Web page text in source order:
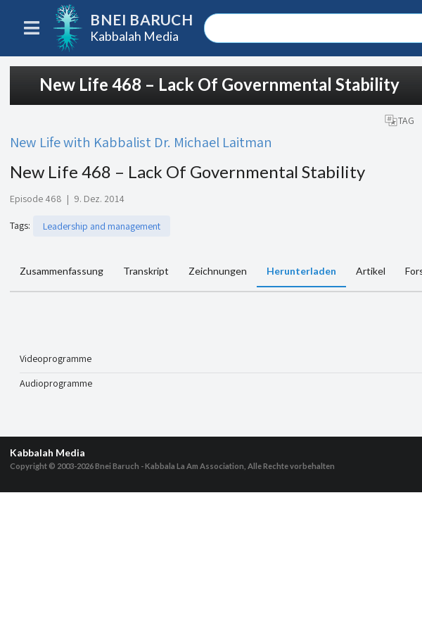
BNEI BARUCH
Kabbalah Media
New Life 468 – Lack Of Governmental Stability
TAG
New Life with Kabbalist Dr. Michael Laitman
New Life 468 – Lack Of Governmental Stability
Episode 468 | 9. Dez. 2014
Tags: Leadership and management
Zusammenfassung Transkript Zeichnungen Herunterladen Artikel
Videoprogramme
Audioprogramme
Kabbalah Media
Copyright © 2003-2026Bnei Baruch - Kabbala La Am Association, Alle Rechte vorbehalten